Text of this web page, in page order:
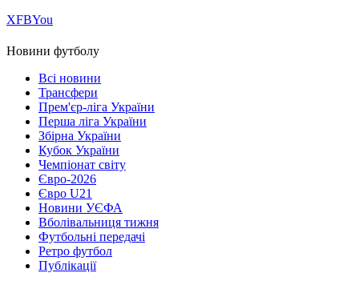
ХFBYou
Новини футболу
Всі новини
Трансфери
Прем'єр-ліга України
Перша ліга України
Збірна України
Кубок України
Чемпіонат світу
Євро-2026
Євро U21
Новини УЄФА
Вболівальниця тижня
Футбольні передачі
Ретро футбол
Публікації